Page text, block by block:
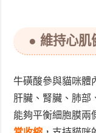
● 維持心肌
牛磺酸參與貓咪體
肝臟、腎臟、肺部
能夠平衡細胞膜兩